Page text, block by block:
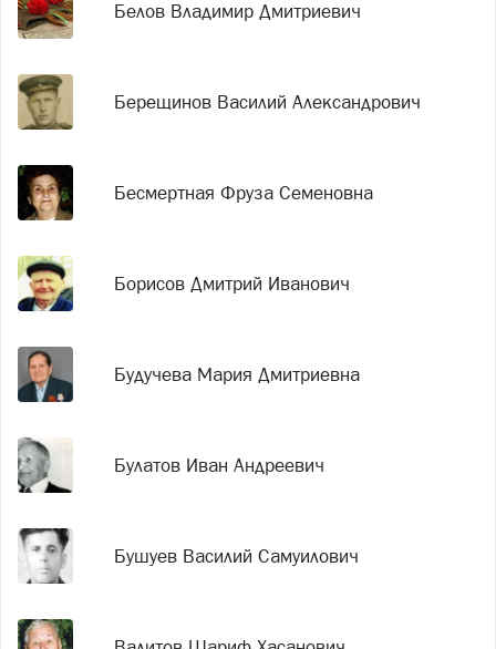
Белов Владимир Дмитриевич
Берещинов Василий Александрович
Бесмертная Фруза Семеновна
Борисов Дмитрий Иванович
Будучева Мария Дмитриевна
Булатов Иван Андреевич
Бушуев Василий Самуилович